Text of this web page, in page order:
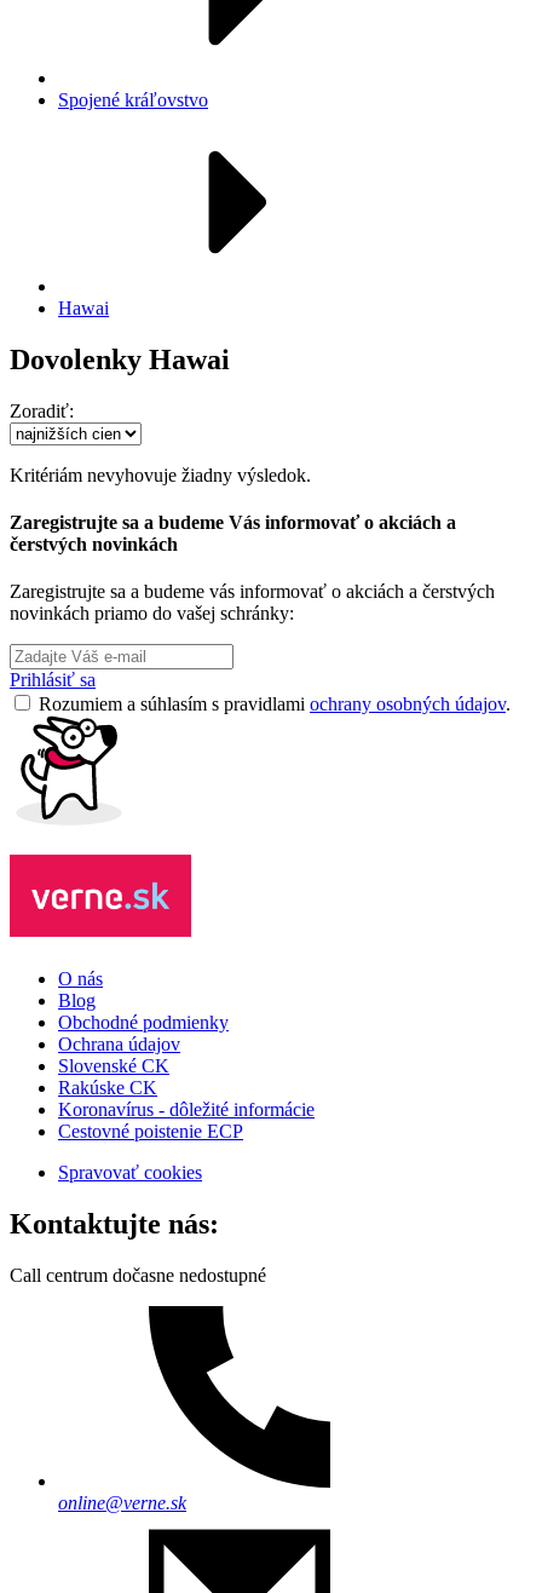
Spojené kráľovstvo
Hawai
Dovolenky Hawai
Zoradiť:
Kritériám nevyhovuje žiadny výsledok.
Zaregistrujte sa a budeme Vás informovať o akciách a
čerstvých novinkách
Zaregistrujte sa a budeme vás informovať o akciách a čerstvých
novinkách priamo do vašej schránky:
Prihlásiť sa
Rozumiem a súhlasím s pravidlami ochrany osobných údajov.
O nás
Blog
Obchodné podmienky
Ochrana údajov
Slovenské CK
Rakúske CK
Koronavírus - dôležité informácie
Cestovné poistenie ECP
Spravovať cookies
Kontaktujte nás:
Call centrum dočasne nedostupné
online@verne.sk